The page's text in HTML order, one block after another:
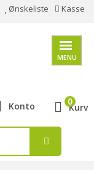
Ønskeliste Kasse
MENU
Konto Kurv
0